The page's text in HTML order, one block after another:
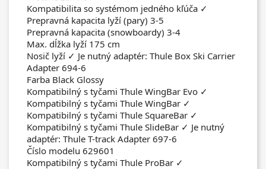
Kompatibilita so systémom jedného kľúča ✓
Prepravná kapacita lyží (pary) 3-5
Prepravná kapacita (snowboardy) 3-4
Max. dĺžka lyží 175 cm
Nosič lyží ✓ Je nutný adaptér: Thule Box Ski Carrier
Adapter 694-6
Farba Black Glossy
Kompatibilný s tyčami Thule WingBar Evo ✓
Kompatibilný s tyčami Thule WingBar ✓
Kompatibilný s tyčami Thule SquareBar ✓
Kompatibilný s tyčami Thule SlideBar ✓ Je nutný
adaptér: Thule T-track Adapter 697-6
Číslo modelu 629601
Kompatibilný s tyčami Thule ProBar ✓